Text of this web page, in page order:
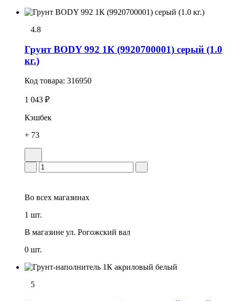
4.8
Грунт BODY 992 1К (9920700001) серый (1.0
кг.)
Код товара: 316950
1 043 ₽
Кэшбек
+ 73
Во всех магазинах
1 шт.
В магазине ул. Рогожский вал
0 шт.
5